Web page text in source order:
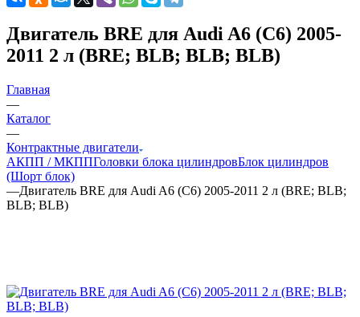
Двигатель BRE для Audi A6 (C6) 2005-
2011 2 л (BRE; BLB; BLB; BLB)
Главная
—
Каталог
—
Контрактные двигатели
АКПП / МКППГоловки блока цилиндровБлок цилиндров
(Шорт блок)
—Двигатель BRE для Audi A6 (C6) 2005-2011 2 л (BRE; BLB;
BLB; BLB)